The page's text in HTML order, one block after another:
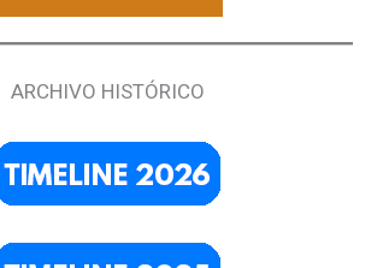
ARCHIVO HISTÓRICO